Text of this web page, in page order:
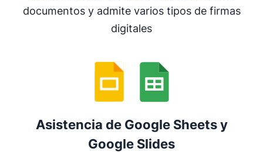
documentos y admite varios tipos de firmas
digitales
Asistencia de Google Sheets y
Google Slides